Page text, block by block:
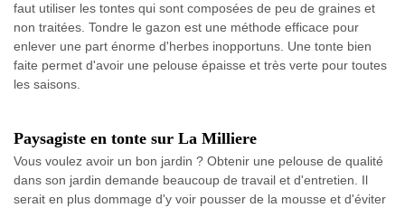
faut utiliser les tontes qui sont composées de peu de graines et
non traitées. Tondre le gazon est une méthode efficace pour
enlever une part énorme d'herbes inopportuns. Une tonte bien
faite permet d'avoir une pelouse épaisse et très verte pour toutes
les saisons.
Paysagiste en tonte sur La Milliere
Vous voulez avoir un bon jardin ? Obtenir une pelouse de qualité
dans son jardin demande beaucoup de travail et d'entretien. Il
serait en plus dommage d'y voir pousser de la mousse et d'éviter